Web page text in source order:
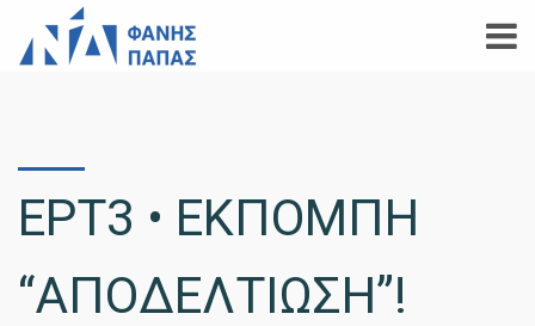
ΕΡΤ3 • ΕΚΠΟΜΠΗ
“ΑΠΟΔΕΛΤΙΩΣΗ”!